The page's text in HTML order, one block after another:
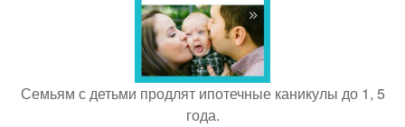
Семьям с детьми продлят ипотечные каникулы до 1, 5
года.